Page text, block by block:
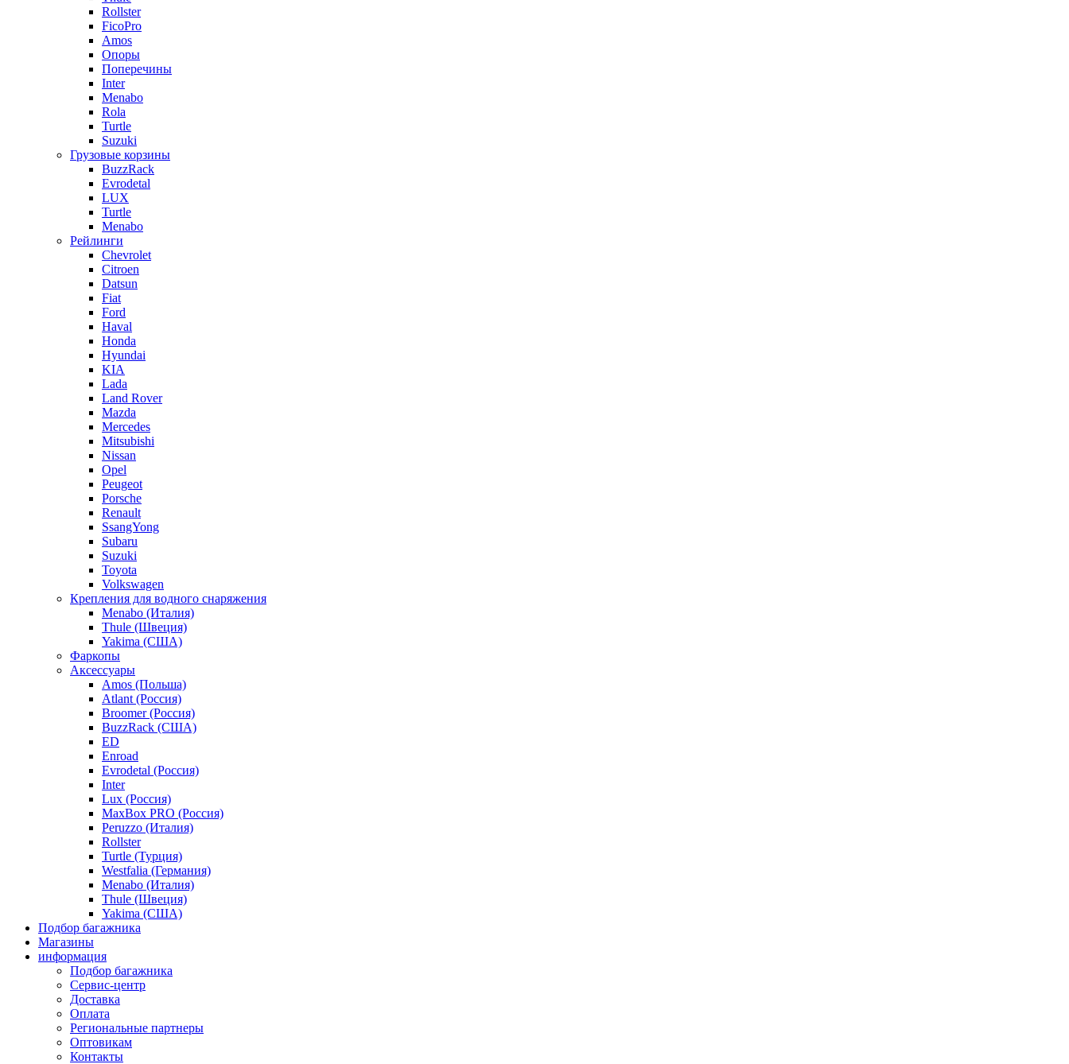
Rollster
FicoPro
Amos
Опоры
Поперечины
Inter
Menabo
Rola
Turtle
Suzuki
Грузовые корзины
BuzzRack
Evrodetal
LUX
Turtle
Menabo
Рейлинги
Chevrolet
Citroen
Datsun
Fiat
Ford
Haval
Honda
Hyundai
KIA
Lada
Land Rover
Mazda
Mercedes
Mitsubishi
Nissan
Opel
Peugeot
Porsche
Renault
SsangYong
Subaru
Suzuki
Toyota
Volkswagen
Крепления для водного снаряжения
Menabo (Италия)
Thule (Швеция)
Yakima (США)
Фаркопы
Аксессуары
Amos (Польша)
Atlant (Россия)
Broomer (Россия)
BuzzRack (США)
ED
Enroad
Evrodetal (Россия)
Inter
Lux (Россия)
MaxBox PRO (Россия)
Peruzzo (Италия)
Rollster
Turtle (Турция)
Westfalia (Германия)
Menabo (Италия)
Thule (Швеция)
Yakima (США)
Подбор багажника
Магазины
информация
Подбор багажника
Сервис-центр
Доставка
Оплата
Региональные партнеры
Оптовикам
Контакты